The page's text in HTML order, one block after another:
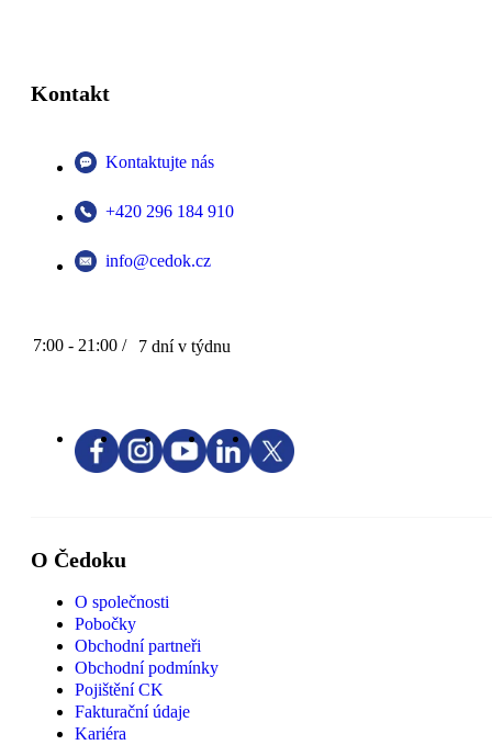
Kontakt
Kontaktujte nás
+420 296 184 910
info@cedok.cz
7:00 - 21:00 / 7 dní v týdnu
O Čedoku
O společnosti
Pobočky
Obchodní partneři
Obchodní podmínky
Pojištění CK
Fakturační údaje
Kariéra